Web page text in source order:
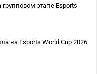
этапе Esports
на Esports World Cup 2026